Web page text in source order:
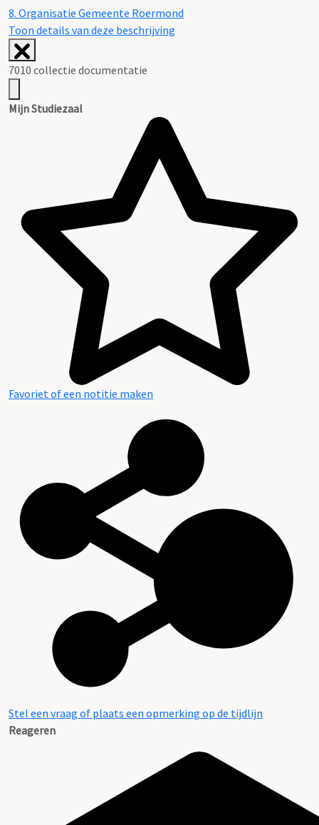
8. Organisatie Gemeente Roermond
Toon details van deze beschrijving
7010 collectie documentatie
Mijn Studiezaal
Favoriet of een notitie maken
Stel een vraag of plaats een opmerking op de tijdlijn
Reageren